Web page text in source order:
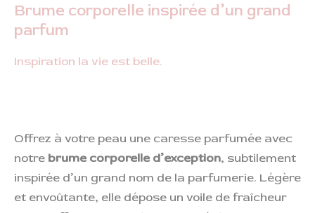
Brume corporelle inspirée d’un grand
parfum
Inspiration la vie est belle.
Offrez à votre peau une caresse parfumée avec
notre brume corporelle d’exception, subtilement
inspirée d’un grand nom de la parfumerie. Légère
et envoûtante, elle dépose un voile de fraîcheur